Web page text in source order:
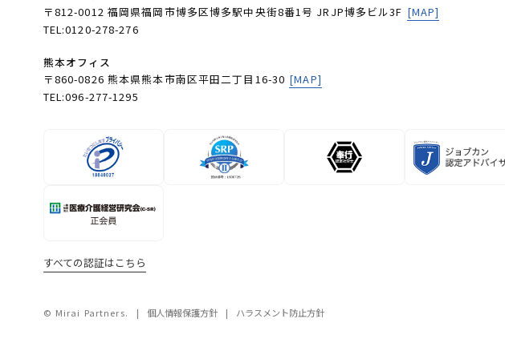
〒812-0012 福岡県福岡市博多区博多駅中央街8番1号 JRJP博多ビル3F [MAP]
TEL:0120-278-276
熊本オフィス
〒860-0826 熊本県熊本市南区平田二丁目16-30 [MAP]
TEL:096-277-1295
すべての認証はこちら
© Mirai Partners. 個人情報保護方針 ハラスメント防止方針